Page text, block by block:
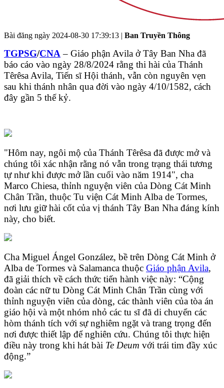
Bài đăng ngày 2024-08-30 17:39:13 | Ban Truyền Thông
TGPSG/CNA – Giáo phận Avila ở Tây Ban Nha đã
báo cáo vào ngày 28/8/2024 rằng thi hài của Thánh
Têrêsa Avila, Tiến sĩ Hội thánh, vẫn còn nguyên vẹn
sau khi thánh nhân qua đời vào ngày 4/10/1582, cách
đây gần 5 thế kỷ.
"Hôm nay, ngôi mộ của Thánh Têrêsa đã được mở và
chúng tôi xác nhận rằng nó vẫn trong trạng thái tương
tự như khi được mở lần cuối vào năm 1914", cha
Marco Chiesa, thỉnh nguyện viên của Dòng Cát Minh
Chân Trần, thuộc Tu viện Cát Minh Alba de Tormes,
nơi lưu giữ hài cốt của vị thánh Tây Ban Nha đáng kính
này, cho biết.
Cha Miguel Ángel González, bề trên Dòng Cát Minh ở
Alba de Tormes và Salamanca thuộc Giáo phận Avila,
đã giải thích về cách thức tiến hành việc này: “Cộng
đoàn các nữ tu Dòng Cát Minh Chân Trần cùng với
thỉnh nguyện viên của dòng, các thành viên của tòa án
giáo hội và một nhóm nhỏ các tu sĩ đã di chuyển các
hòm thánh tích với sự nghiêm ngặt và trang trọng đến
nơi được thiết lập để nghiên cứu. Chúng tôi thực hiện
điều này trong khi hát bài Te Deum với trái tim đầy xúc
động.”